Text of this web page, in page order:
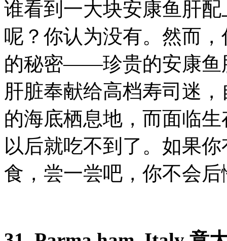
谁看到一大块安康鱼肝
呢？你认为没有。然而
的秘密——珍贵的安康鱼
肝脏奉献给高档寿司迷
的海底栖息地，而面临
以后就吃不到了。如果
食，尝一尝吧，你不会后